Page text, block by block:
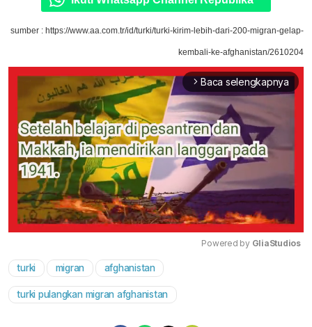
sumber : https://www.aa.com.tr/id/turki/turki-kirim-lebih-dari-200-migran-gelap-
kembali-ke-afghanistan/2610204
arrow_forward_ios Baca selengkapnya
Powered by GliaStudios
turki migran afghanistan
turki pulangkan migran afghanistan